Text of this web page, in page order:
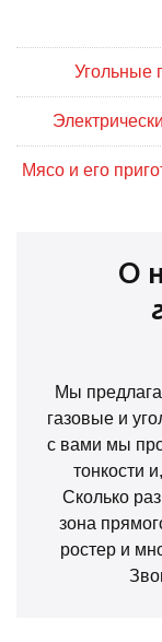
Угольные
Мясо и его
О
Мы
газовые и
с вами мы
тонкости
Сколько
зона
ростер и